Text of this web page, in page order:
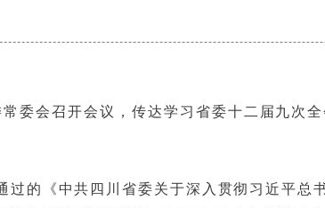
委会召开会议，传达学习省委十二届九次
的《中共四川省委关于深入贯彻习近平